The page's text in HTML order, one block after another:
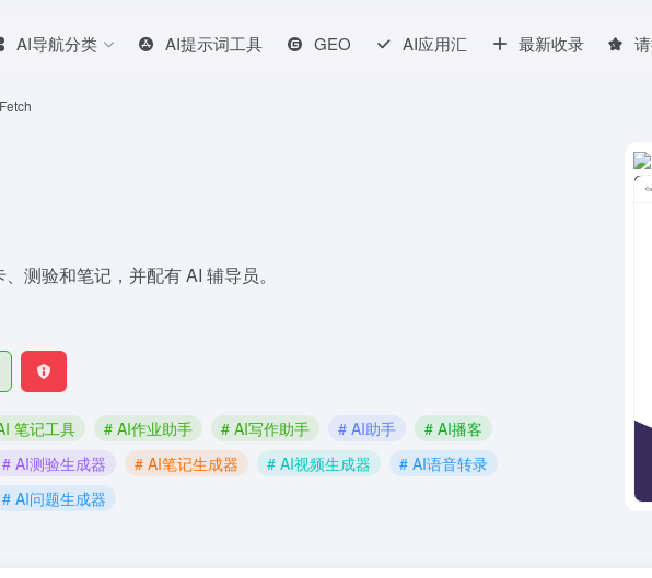
AI导航分类 AI提示词工具 GEO AI应用汇 最新收录
测验和笔记，并配有 AI 辅导员。
笔记工具 # AI作业助手 # AI写作助手 # AI助手
# AI播客
# AI测验生成器 # AI笔记生成器 # AI视频生成器
# AI语音转录
# AI问题生成器